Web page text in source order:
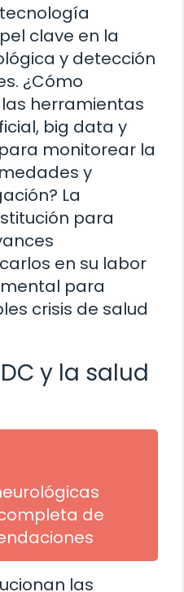
clave en la
y detección
¿Cómo
herramientas
big data y
monitorear la
y
La
para
en su labor
para
crisis de salud
y la salud
de
las